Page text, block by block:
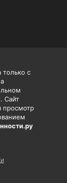
только с
Сайт
просмотр